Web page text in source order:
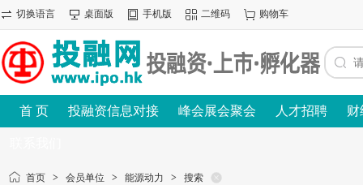
切换语言 桌面版 手机版 二维码 购物车
首 页 投融资信息对接 峰会展会聚会 人才招聘 财
首页 > 会员单位 > 能源动力 > 搜索